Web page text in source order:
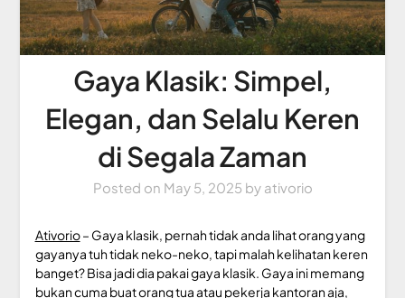
Gaya Klasik: Simpel,
Elegan, dan Selalu Keren
di Segala Zaman
Posted on May 5, 2025 by ativorio
Ativorio– Gaya klasik, pernah tidak anda lihat orang yang
gayanya tuh tidak neko-neko, tapi malah kelihatan keren
banget? Bisa jadi dia pakai gaya klasik. Gaya ini memang
bukan cuma buat orang tua atau pekerja kantoran aja,